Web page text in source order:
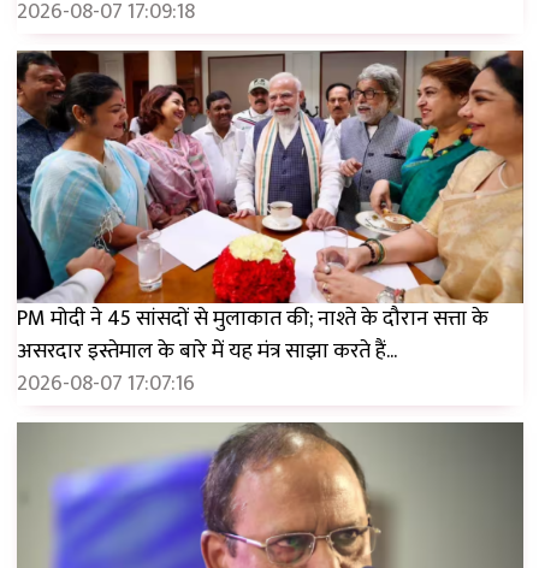
2026-08-07 17:09:18
PM मोदी ने 45 सांसदों से मुलाकात की; नाश्ते के दौरान सत्ता के
असरदार इस्तेमाल के बारे में यह मंत्र साझा करते हैं...
2026-08-07 17:07:16